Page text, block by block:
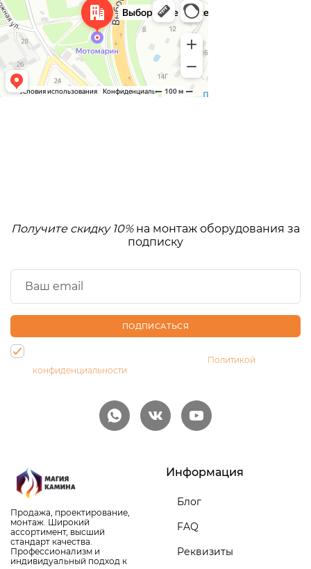
Получите скидку 10%на монтаж оборудования за
подписку
ПОДПИСАТЬСЯ
Политикой
конфиденциальности
Продажа, проектирование,
монтаж. Широкий
ассортимент, высший
стандарт качества.
Профессионализм и
индивидуальный подход к
Информация
Блог
FAQ
Реквизиты